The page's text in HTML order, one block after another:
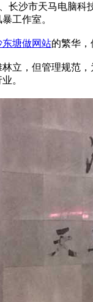
长沙市天马电脑
工作室。
东塘做网站的繁华，
立，但管理规范
。